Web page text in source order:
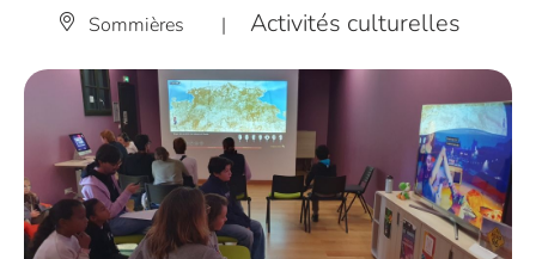
Sommières | Activités culturelles